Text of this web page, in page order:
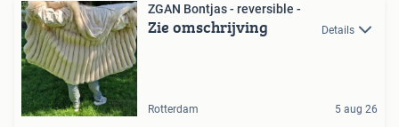
ZGAN Bontjas - reversible -
Zie omschrijving Details
Rotterdam 5 aug 26